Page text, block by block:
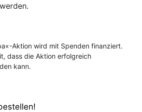
Aktion wird mit Spenden finanziert.
dass die Aktion erfolgreich
kann.